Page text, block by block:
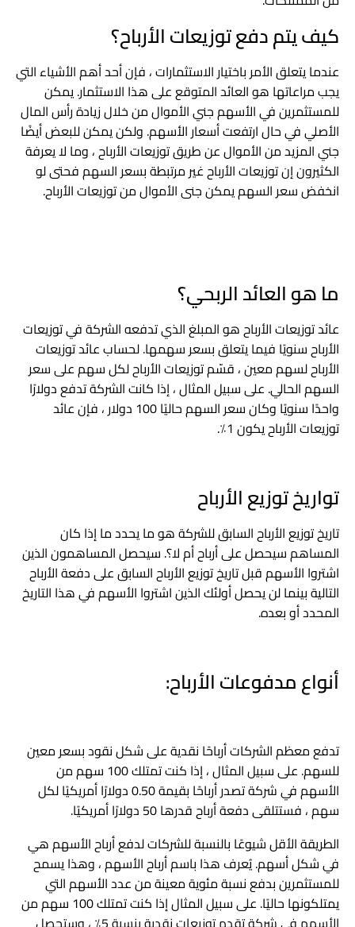
كيف يتم دفع توزيعات الأرباح؟
عندما يتعلق الأمر باختيار الاستثمارات ، فإن أحد أهم الأشياء التي
يجب مراعاتها هو العائد المتوقع على هذا الاستثمار. يمكن
للمستثمرين في الأسهم جني الأموال من خلال زيادة رأس المال
الأصلي في حال ارتفعت أسعار الأسهم. ولكن يمكن للبعض أيضًا
جني المزيد من الأموال عن طريق توزيعات الأرباح ، وما لا يعرفة
الكثيرون إن توزيعات الأرباح غير مرتبطة بسعر السهم فحتى لو
انخفض سعر السهم يمكن جنى الأموال من توزيعات الأرباح.
ما هو العائد الربحي؟
عائد توزيعات الأرباح هو المبلغ الذي تدفعه الشركة في توزيعات
الأرباح سنويًا فيما يتعلق بسعر سهمها. لحساب عائد توزيعات
الأرباح لسهم معين ، قسّم توزيعات الأرباح لكل سهم على سعر
السهم الحالي. على سبيل المثال ، إذا كانت الشركة تدفع دولارًا
واحدًا سنويًا وكان سعر السهم حاليًا 100 دولار ، فإن عائد
توزيعات الأرباح يكون 1٪.
تواريخ توزيع الأرباح
تاريخ توزيع الأرباح السابق للشركة هو ما يحدد ما إذا كان
المساهم سيحصل على أرباح أم لا؟. سيحصل المساهمون الذين
اشتروا الأسهم قبل تاريخ توزيع الأرباح السابق على دفعة الأرباح
التالية بينما لن يحصل أولئك الذين اشتروا الأسهم في هذا التاريخ
المحدد أو بعده.
أنواع مدفوعات الأرباح:
تدفع معظم الشركات أرباحًا نقدية على شكل نقود بسعر معين
للسهم. على سبيل المثال ، إذا كنت تمتلك 100 سهم من
الأسهم في شركة تصدر أرباحًا بقيمة 0.50 دولارًا أمريكيًا لكل
سهم ، فستتلقى دفعة أرباح قدرها 50 دولارًا أمريكيًا.
الطريقة الأقل شيوعًا بالنسبة للشركات لدفع أرباح الأسهم هي
في شكل أسهم. يُعرف هذا باسم أرباح الأسهم ، وهذا يسمح
للمستثمرين بدفع نسبة مئوية معينة من عدد الأسهم التي
يمتلكونها حاليًا. على سبيل المثال إذا كنت تمتلك 100 سهم من